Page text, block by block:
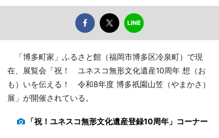
「博多町家」ふるさと館（福岡市博多区冷泉町）で現
在、展覧会「祝！ ユネスコ無形文化遺産10周年 想（お
も）いを伝える！ 令和8年度 博多祇園山笠（やまかさ）
展」が開催されている。
「祝！ユネスコ無形文化遺産登録10周年」コーナー